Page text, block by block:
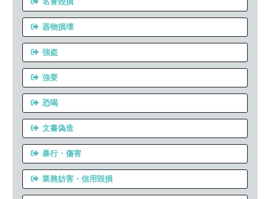
器物損壊
強盗
強要
恐喝
文書偽造
暴行・傷害
業務妨害・信用毀損